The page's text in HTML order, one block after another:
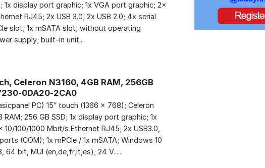
1x display port graphic; 1x VGA port graphic; 2x
RJ45; 2x USB 3.0; 2x USB 2.0; 4x serial
slot; 1x mSATA slot; without operating
supply; built-in unit...
Celeron N3160, 4GB RAM, 256GB
0DA20-2CA0
PC) 15″ touch (1366 x 768); Celeron
256 GB SSD; 1x display port graphic; 1x
100/1000 Mbit/s Ethernet RJ45; 2x USB3.0,
(COM); 1x mPCIe / 1x mSATA; Windows 10
64 bit, MUI (en,de,fr,it,es); 24 V......